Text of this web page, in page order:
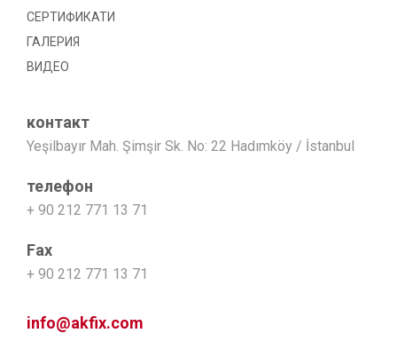
СЕРТИФИКАТИ
ГАЛЕРИЯ
ВИДЕО
контакт
Yeşilbayır Mah. Şimşir Sk. No: 22 Hadımköy / İstanbul
телефон
+ 90 212 771 13 71
Fax
+ 90 212 771 13 71
info@akfix.com